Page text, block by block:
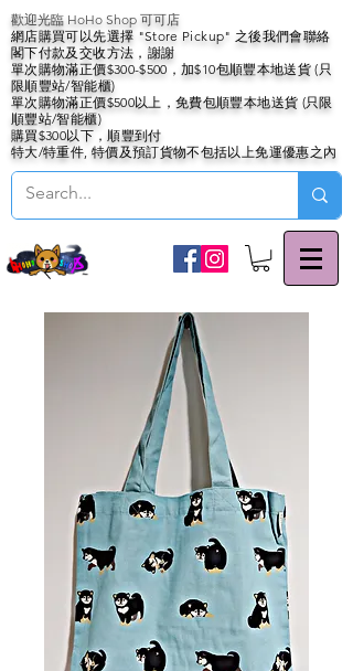
歡迎光臨 HoHo Shop 可可店
網店購買可以先選擇 "Store Pickup" 之後我們會聯絡
閣下付款及交收方法，謝謝
單次購物滿正價$300-$500，加$10包順豐本地送貨 (只
限順豐站/智能櫃)
單次購物滿正價$500以上，免費包順豐本地送貨 (只限
順豐站/智能櫃)
購買$300以下，順豐到付
特大/特重件, 特價及預訂貨物不包括以上免運優惠之內